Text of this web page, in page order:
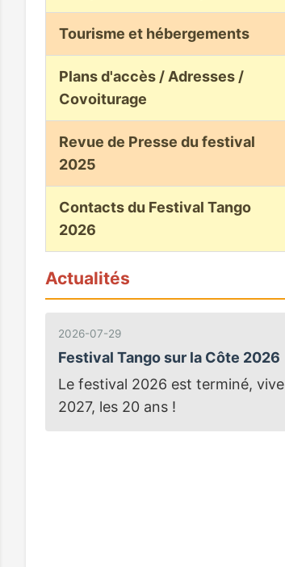
Tourisme et hébergements
Plans d'accès / Adresses /
Covoiturage
Revue de Presse du festival
2025
Contacts du Festival Tango
2026
Actualités
2026-07-29
Festival Tango sur la Côte 2026
Le festival 2026 est terminé, vive
2027, les 20 ans !